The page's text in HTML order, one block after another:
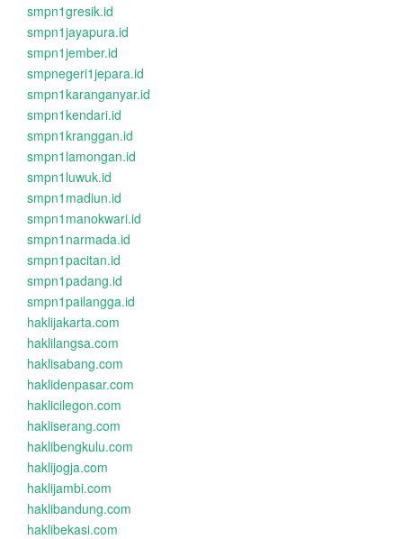
smpn1gresik.id
smpn1jayapura.id
smpn1jember.id
smpnegeri1jepara.id
smpn1karanganyar.id
smpn1kendari.id
smpn1kranggan.id
smpn1lamongan.id
smpn1luwuk.id
smpn1madiun.id
smpn1manokwari.id
smpn1narmada.id
smpn1pacitan.id
smpn1padang.id
smpn1pailangga.id
haklijakarta.com
haklilangsa.com
haklisabang.com
haklidenpasar.com
haklicilegon.com
hakliserang.com
haklibengkulu.com
haklijogja.com
haklijambi.com
haklibandung.com
haklibekasi.com